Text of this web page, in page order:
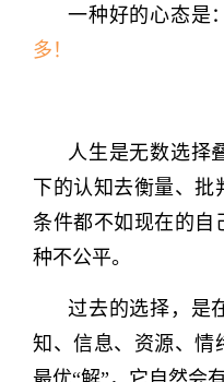
一种好的心态是：
多！
人生是无数选择
下的认知去衡量、
条件都不如现在的自
种不公平。
过去的选择，是
知、信息、资源、情